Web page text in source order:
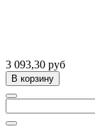
3 093,30 руб
В корзину